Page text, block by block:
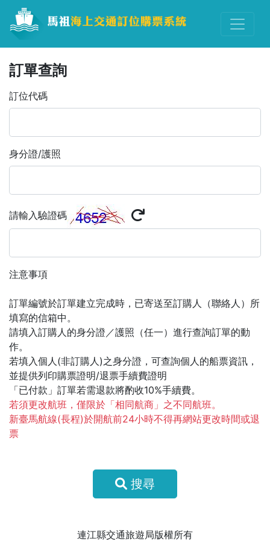
訂單查詢
訂位代碼
身分證/護照
請輸入驗證碼
注意事項
訂單編號於訂單建立完成時，已寄送至訂購人（聯絡人）所
填寫的信箱中。
請填入訂購人的身分證／護照（任一）進行查詢訂單的動
作。
若填入個人(非訂購人)之身分證，可查詢個人的船票資訊，
並提供列印購票證明/退票手續費證明
「已付款」訂單若需退款將酌收10%手續費。
若須更改航班，僅限於「相同航商」之不同航班。
新臺馬航線(長程)於開航前24小時不得再網站更改時間或退
票
搜尋
連江縣交通旅遊局版權所有